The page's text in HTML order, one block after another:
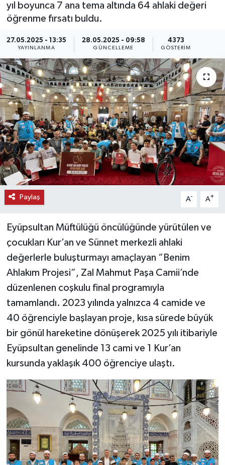
yıl boyunca 7 ana tema altında 64 ahlaki değeri
öğrenme fırsatı buldu.
27.05.2025 - 13:35
YAYINLANMA
28.05.2025 - 09:58
GÜNCELLEME
4373
GÖSTERIM
Paylaş A- A+
Eyüpsultan Müftülüğü öncülüğünde yürütülen ve
çocukları Kur’an ve Sünnet merkezli ahlaki
değerlerle buluşturmayı amaçlayan “Benim
Ahlakım Projesi”, Zal Mahmut Paşa Camii’nde
düzenlenen coşkulu final programıyla
tamamlandı. 2023 yılında yalnızca 4 camide ve
40 öğrenciyle başlayan proje, kısa sürede büyük
bir gönül hareketine dönüşerek 2025 yılı itibariyle
Eyüpsultan genelinde 13 cami ve 1 Kur’an
kursunda yaklaşık 400 öğrenciye ulaştı.
MAGAZİN
ÖZEL HABER
SAĞLIK
SPOR
TEKNOLOJİ
TİCARET
YAŞAM